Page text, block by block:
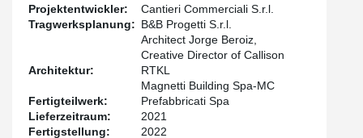
Projektentwickler:
Cantieri Commerciali S.r.l.
Tragwerksplanung: B&B Progetti S.r.l.
Architektur:
Architect Jorge Beroiz,
Creative Director of Callison
RTKL
Fertigteilwerk:
Magnetti Building Spa-MC
Prefabbricati Spa
Lieferzeitraum:
2021
Fertigstellung:
2022